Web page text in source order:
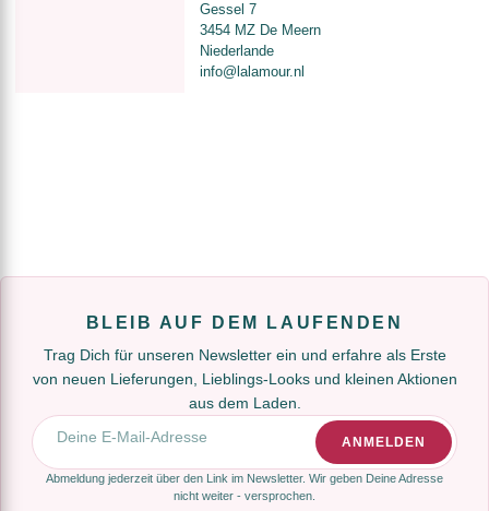
Gessel 7
3454 MZ De Meern
Niederlande
info@lalamour.nl
BLEIB AUF DEM LAUFENDEN
Trag Dich für unseren Newsletter ein und erfahre als Erste
von neuen Lieferungen, Lieblings-Looks und kleinen Aktionen
aus dem Laden.
E-Mail-Adresse
ANMELDEN
Abmeldung jederzeit über den Link im Newsletter. Wir geben Deine Adresse
nicht weiter - versprochen.